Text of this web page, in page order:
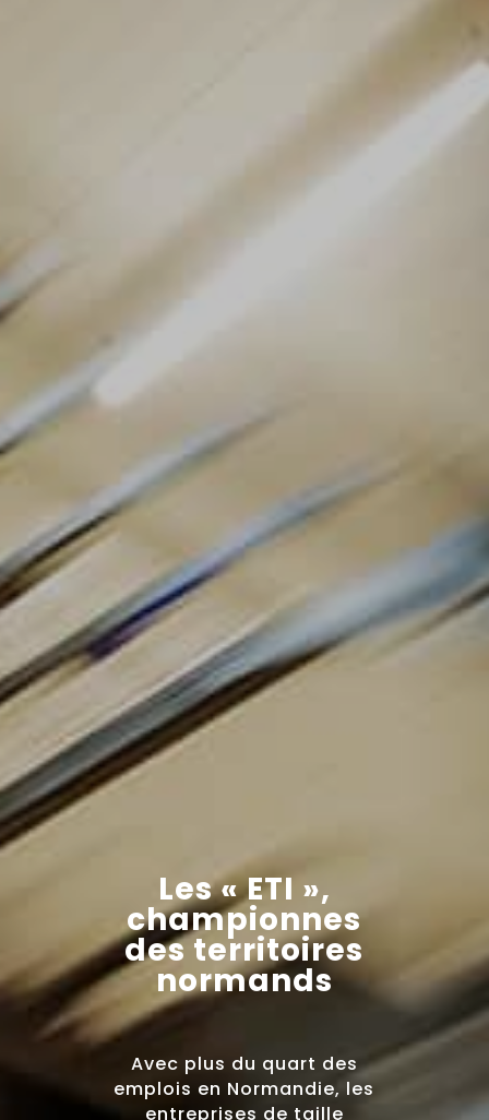
Les « ETI »,
championnes
des territoires
normands
Avec plus du quart des
emplois en Normandie, les
entreprises de taille